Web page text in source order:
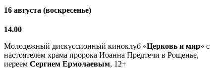
16 августа (воскресенье)
14.00
Молодежный дискуссионный киноклуб «Церковь и мир» с
настоятелем храма пророка Иоанна Предтечи в Рощенье,
иереем Сергием Ермолаевым, 12+